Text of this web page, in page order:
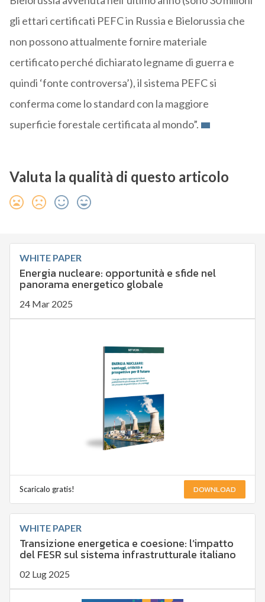
gli ettari certificati PEFC in Russia e Bielorussia che
non possono attualmente fornire materiale
certificato perché dichiarato legname di guerra e
quindi ‘fonte controversa’), il sistema PEFC si
conferma come lo standard con la maggiore
superficie forestale certificata al mondo”.
Valuta la qualità di questo articolo
WHITE PAPER
Energia nucleare: opportunità e sfide nel
panorama energetico globale
24 Mar 2025
Scaricalo gratis! DOWNLOAD
WHITE PAPER
Transizione energetica e coesione: l’impatto
del FESR sul sistema infrastrutturale italiano
02 Lug 2025